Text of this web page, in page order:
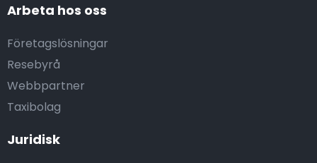
Arbeta hos oss
Företagslösningar
Resebyrå
Webbpartner
Taxibolag
Juridisk